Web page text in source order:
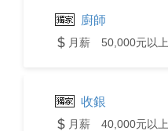
廚師
月薪 50,000元以上
收銀
月薪 40,000元以上